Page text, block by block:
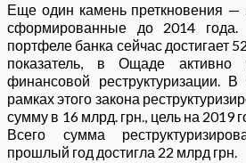
Еще один камень преткновения —
сформированные до 2014
портфеле банка сейчас достигает
показатель, в Ощаде активно
финансовой реструктуризации.
рамках этого закона
сумму в 16 млрд. грн., цель на 2019
Всего сумма
прошлый год достигла 22 млрд грн.